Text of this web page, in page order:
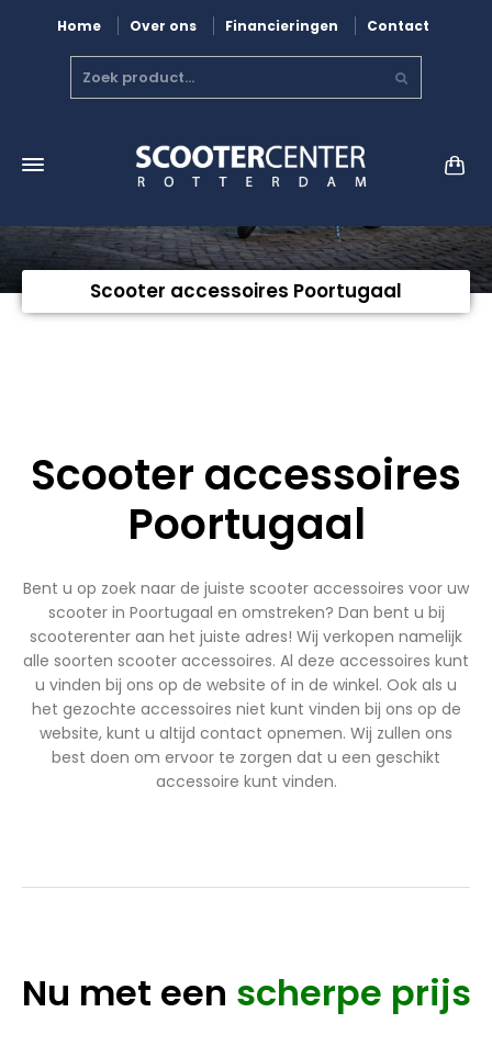
Home Over ons Financieringen Contact
Scooter accessoires Poortugaal
Scooter accessoires
Poortugaal
Bent u op zoek naar de juiste scooter accessoires voor uw
scooter in Poortugaal en omstreken? Dan bent u bij
scooterenter aan het juiste adres! Wij verkopen namelijk
alle soorten scooter accessoires. Al deze accessoires kunt
u vinden bij ons op de website of in de winkel. Ook als u
het gezochte accessoires niet kunt vinden bij ons op de
website, kunt u altijd contact opnemen. Wij zullen ons
best doen om ervoor te zorgen dat u een geschikt
accessoire kunt vinden.
Nu met een scherpe prijs